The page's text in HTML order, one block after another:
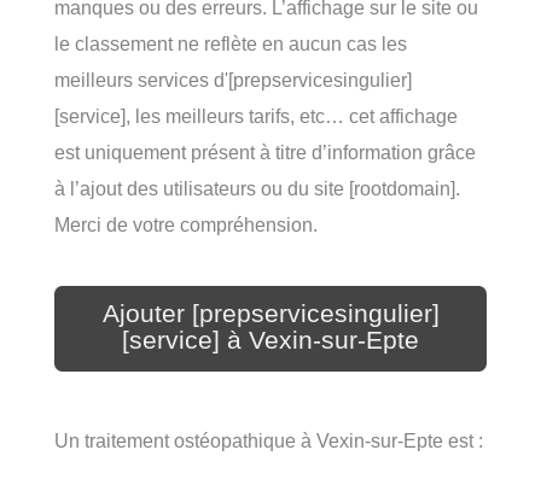
manques ou des erreurs. L’affichage sur le site ou
le classement ne reflète en aucun cas les
meilleurs services d'[prepservicesingulier]
[service], les meilleurs tarifs, etc… cet affichage
est uniquement présent à titre d’information grâce
à l’ajout des utilisateurs ou du site [rootdomain].
Merci de votre compréhension.
Ajouter [prepservicesingulier]
[service] à Vexin-sur-Epte
Un traitement ostéopathique à Vexin-sur-Epte est :